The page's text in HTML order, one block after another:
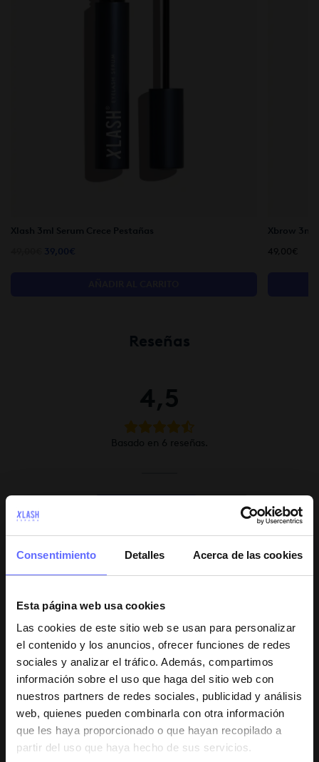
Consentimiento Detalles Acerca de las cookies
Esta página web usa cookies
Las cookies de este sitio web se usan para personalizar
el contenido y los anuncios, ofrecer funciones de redes
sociales y analizar el tráfico. Además, compartimos
información sobre el uso que haga del sitio web con
nuestros partners de redes sociales, publicidad y análisis
web, quienes pueden combinarla con otra información
que les haya proporcionado o que hayan recopilado a
partir del uso que haya hecho de sus servicios.
Xlash 3ml Serum Crece Pestañas
El
39,00€
Xbrow 3ml
49,00€
Reseñas
4,5
Basado en 6 reseñas.
17%
2 estrellas
0%
1-5 of 6 reseñas
12 de julio de 2026
Xbrow 3ml SENSITIVE Serum de Cejas
Noto más pelitos en la ceja, pero la cantidad que lleva